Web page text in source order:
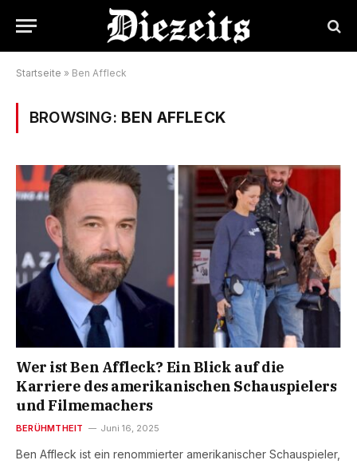
Startseite » Ben Affleck
BROWSING: BEN AFFLECK
Wer ist Ben Affleck? Ein Blick auf die
Karriere des amerikanischen Schauspielers
und Filmemachers
BERÜHMTHEIT Juni 16, 2025
Ben Affleck ist ein renommierter amerikanischer Schauspieler,